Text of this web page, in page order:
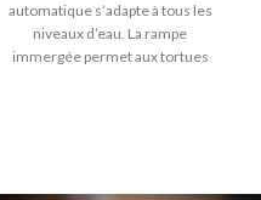
automatique s’adapte à tous les
niveaux d’eau. La rampe
immergée permet aux tortues